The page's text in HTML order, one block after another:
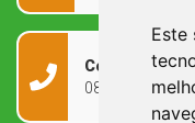
Este
Contato
0800 090 2050